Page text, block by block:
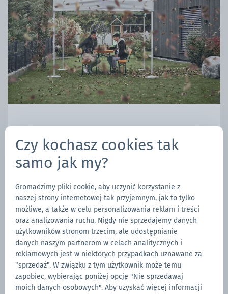
NEU: CARE
Versichern Sie Ihren Faltpavillon mit CARE und
CARE+, die Versicherungen von Mastertent, die Sie
bei Schäden durch höhere Gewalt geltend machen
können.
Alles über CARE
Czy kochasz cookies tak
samo jak my?
Gromadzimy pliki cookie, aby uczynić korzystanie z
naszej strony internetowej tak przyjemnym, jak to tylko
możliwe, a także w celu personalizowania reklam i treści
oraz analizowania ruchu. Nigdy nie sprzedajemy danych
użytkowników stronom trzecim, ale udostępnianie
danych naszym partnerom w celach analitycznych i
reklamowych jest w niektórych przypadkach uznawane za
"sprzedaż". W związku z tym użytkownik może temu
zapobiec, wybierając poniżej opcję "Nie sprzedawaj
moich danych osobowych". Aby uzyskać więcej informacji